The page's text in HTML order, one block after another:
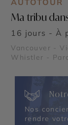
AUTOTOUR
Ma tribu
16 jours - À
Vancouver -
Whistler -
Park -
Nos
rendre